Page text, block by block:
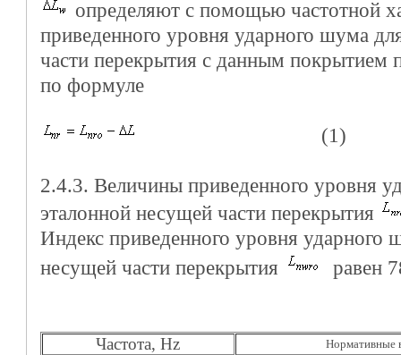
определяют с помощью частотной
приведенного уровня ударного шума
части перекрытия с данным покрытием
по формуле
(1)
2.4.3. Величины приведенного уровня
эталонной несущей части перекрытия
Индекс приведенного уровня ударного
несущей части перекрытия
равен
Частота, Hz Нормативные